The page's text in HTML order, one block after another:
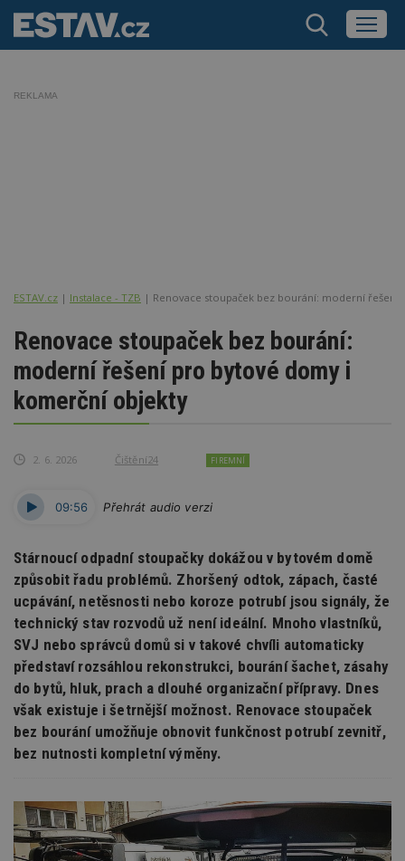
REKLAMA
ESTAV.cz Instalace - TZB Renovace stoupaček bez bourání: moderní
Renovace stoupaček bez bourání:
moderní řešení pro bytové domy i
komerční objekty
2. 6. 2026 Čištění24 FIREMNÍ
09:56 Přehrát audio verzi
Stárnoucí odpadní stoupačky dokážou v bytovém domě
způsobit řadu problémů. Zhoršený odtok, zápach, časté
ucpávání, netěsnosti nebo koroze potrubí jsou signály, že
technický stav rozvodů už není ideální. Mnoho vlastníků,
SVJ nebo správců domů si v takové chvíli automaticky
představí rozsáhlou rekonstrukci, bourání šachet, zásahy
do bytů, hluk, prach a dlouhé organizační přípravy. Dnes
však existuje i šetrnější možnost. Renovace stoupaček
bez bourání umožňuje obnovit funkčnost potrubí zevnitř,
bez nutnosti kompletní výměny.